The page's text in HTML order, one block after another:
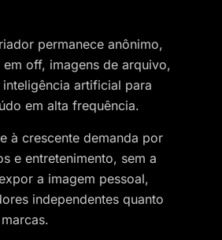
permanece anônimo,
off, imagens de arquivo,
artificial para
em alta frequência.
à crescente demanda por
e entretenimento, sem a
a imagem pessoal,
independentes quanto
marcas.